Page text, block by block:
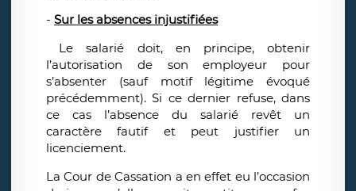
- Sur les absences injustifiées
Le salarié doit, en principe, obtenir
l’autorisation de son employeur pour
s’absenter (sauf motif légitime évoqué
précédemment). Si ce dernier refuse, dans
ce cas l’absence du salarié revêt un
caractère fautif et peut justifier un
licenciement.
La Cour de Cassation a en effet eu l’occasion